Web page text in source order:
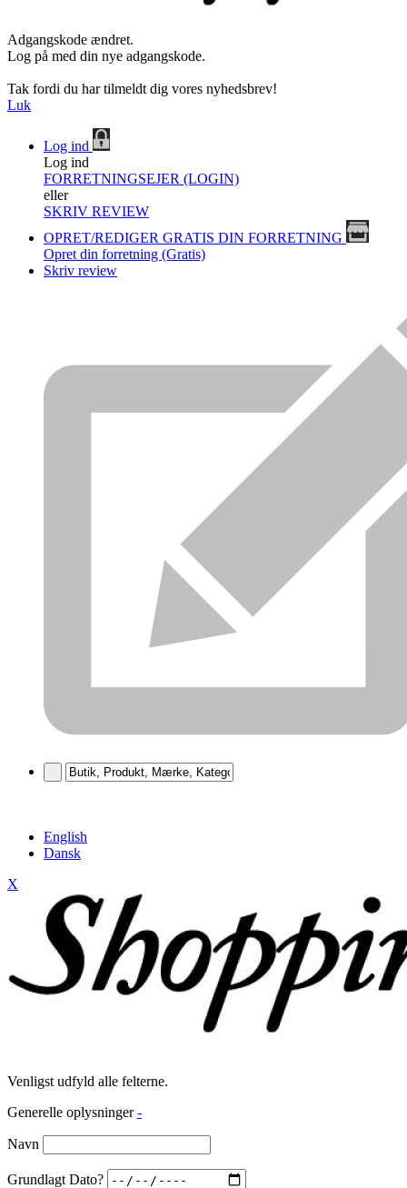
Adgangskode ændret.
Log på med din nye adgangskode.
Tak fordi du har tilmeldt dig vores nyhedsbrev!
Luk
Log ind
Log ind
FORRETNINGSEJER (LOGIN)
eller
SKRIV REVIEW
OPRET/REDIGER GRATIS DIN FORRETNING
Opret din forretning (Gratis)
Skriv review
English
Dansk
X
Venligst udfyld alle felterne.
Generelle oplysninger -
Navn
Grundlagt Dato?